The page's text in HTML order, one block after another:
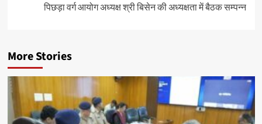
पिछड़ा वर्ग आयोग अध्यक्ष श्री बिसेन की अध्यक्षता में बैठक सम्पन्न
More Stories